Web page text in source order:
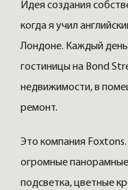
Идея создания
когда я учил
Лондоне. Каждый
гостиницы на Bond
недвижимости, в
ремонт.
Это компания
огромные
подсветка, цветные